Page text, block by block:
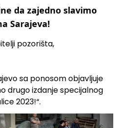
da zajedno slavimo
Sarajeva!
pozorišta,
sa ponosom objavljuje
drugo izdanje specijalnog
2023!“.